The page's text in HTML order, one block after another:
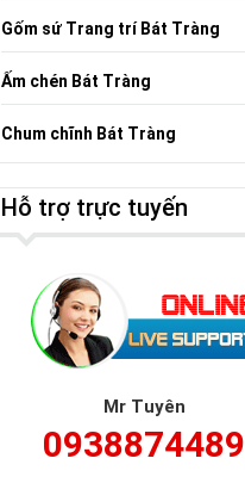
Gốm sứ Trang trí Bát Tràng
Ấm chén Bát Tràng
Chum chĩnh Bát Tràng
Hỗ trợ trực tuyến
Mr Tuyên
0938874489